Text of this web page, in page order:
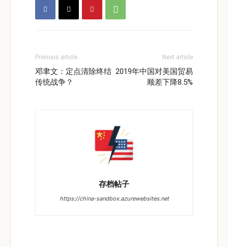
Previous article
邓聿文：定点清除终结
传统战争？
Next article
2019年中国对美国贸易
顺差下降8.5%
存档帖子
https://china-sandbox.azurewebsites.net